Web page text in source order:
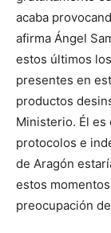
acaba
afirma Ángel
estos últimos
presentes en
productos
Ministerio. Él es
protocolos e
de Aragón
estos
preocupación